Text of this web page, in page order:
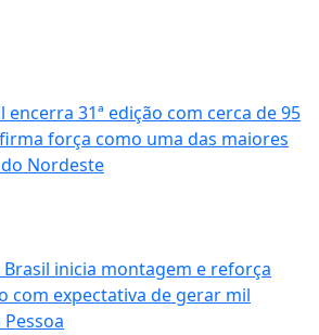
31ª edição com cerca de 95
força como uma das maiores
Nordeste
inicia montagem e reforça
com expectativa de gerar mil